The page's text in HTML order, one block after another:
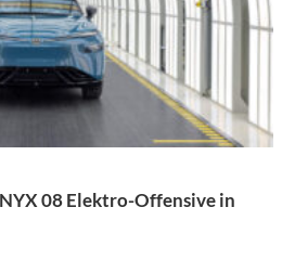
08 Elektro-Offensive in